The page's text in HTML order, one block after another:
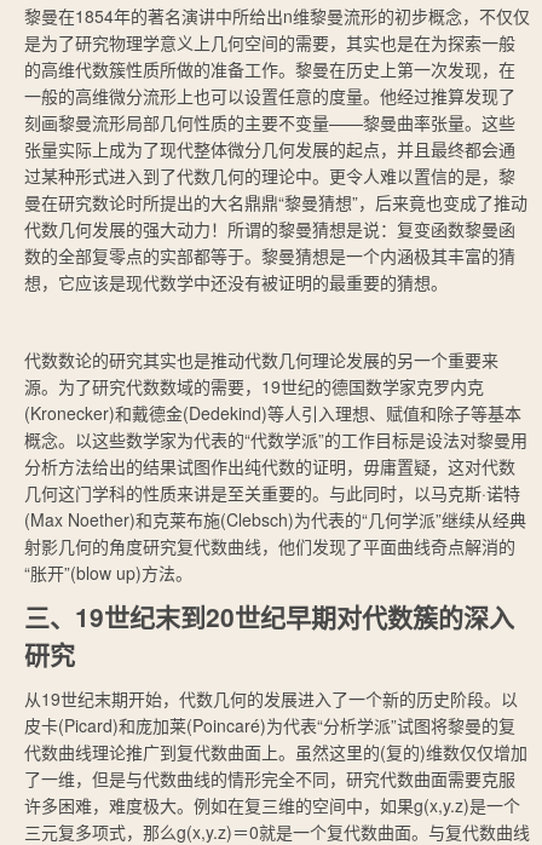
黎曼在1854年的著名演讲中所给出n维黎曼流形的初步概念，不仅仅
是为了研究物理学意义上几何空间的需要，其实也是在为探索一般
的高维代数簇性质所做的准备工作。黎曼在历史上第一次发现，在
一般的高维微分流形上也可以设置任意的度量。他经过推算发现了
刻画黎曼流形局部几何性质的主要不变量——黎曼曲率张量。这些
张量实际上成为了现代整体微分几何发展的起点，并且最终都会通
过某种形式进入到了代数几何的理论中。更令人难以置信的是，黎
曼在研究数论时所提出的大名鼎鼎“黎曼猜想”，后来竟也变成了推动
代数几何发展的强大动力！所谓的黎曼猜想是说：复变函数黎曼函
数的全部复零点的实部都等于。黎曼猜想是一个内涵极其丰富的猜
想，它应该是现代数学中还没有被证明的最重要的猜想。
代数数论的研究其实也是推动代数几何理论发展的另一个重要来
源。为了研究代数数域的需要，19世纪的德国数学家克罗内克
(Kronecker)和戴德金(Dedekind)等人引入理想、赋值和除子等基本
概念。以这些数学家为代表的“代数学派”的工作目标是设法对黎曼用
分析方法给出的结果试图作出纯代数的证明，毋庸置疑，这对代数
几何这门学科的性质来讲是至关重要的。与此同时，以马克斯·诺特
(Max Noether)和克莱布施(Clebsch)为代表的“几何学派”继续从经典
射影几何的角度研究复代数曲线，他们发现了平面曲线奇点解消的
“胀开”(blow up)方法。
三、19世纪末到20世纪早期对代数簇的深入
研究
从19世纪末期开始，代数几何的发展进入了一个新的历史阶段。以
皮卡(Picard)和庞加莱(Poincaré)为代表“分析学派”试图将黎曼的复
代数曲线理论推广到复代数曲面上。虽然这里的(复的)维数仅仅增加
了一维，但是与代数曲线的情形完全不同，研究代数曲面需要克服
许多困难，难度极大。例如在复三维的空间中，如果g(x,y.z)是一个
三元复多项式，那么g(x,y.z)＝0就是一个复代数曲面。与复代数曲线